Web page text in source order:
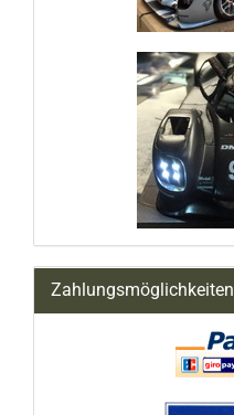
Zahlungsmöglichkeiten